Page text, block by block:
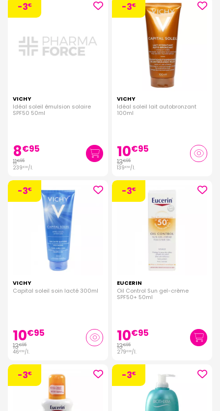
-3€
VICHY
Idéal soleil émulsion solaire
SPF50 50ml
8€95
11€95
239€00/l.
-3€
VICHY
Idéal soleil lait autobronzant
100ml
10€95
13€95
139€50/l.
-3€
VICHY
Capital soleil soin lacté 300ml
10€95
13€95
46€50/l.
-3€
EUCERIN
Oil Control Sun gel-crème
SPF50+ 50ml
10€95
13€95
279€00/l.
-3€ -3€